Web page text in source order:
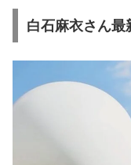
白石麻衣さん最